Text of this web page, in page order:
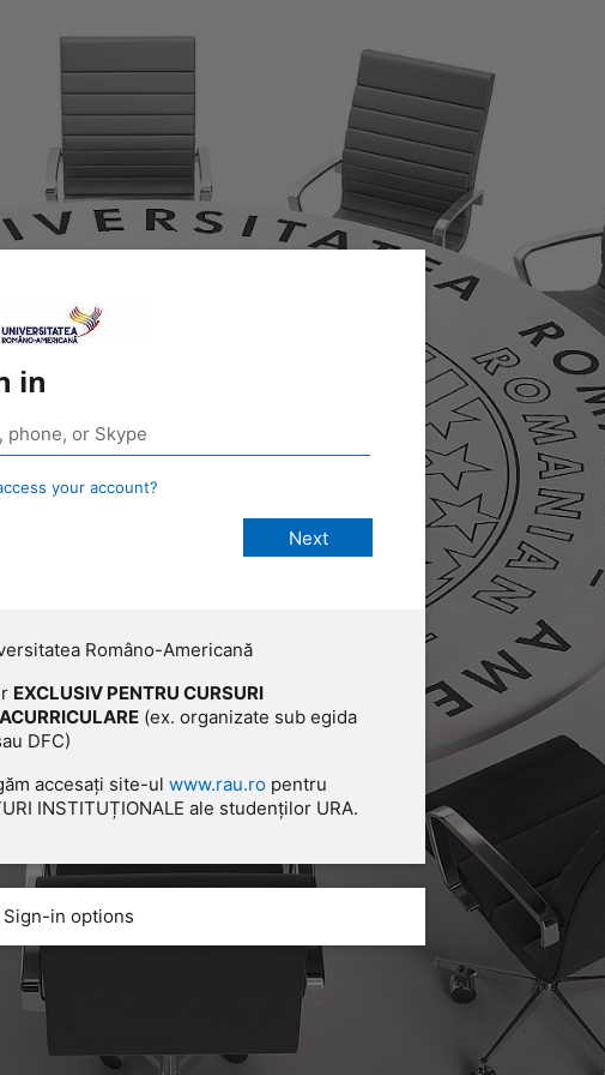
in
your account?
Româno-Americană
EXCLUSIV PENTRU CURSURI
(ex. organizate sub egida
DFC)
accesați site-ul www.rau.ro pentru
INSTITUȚIONALE ale studenților URA.
Sign-in options